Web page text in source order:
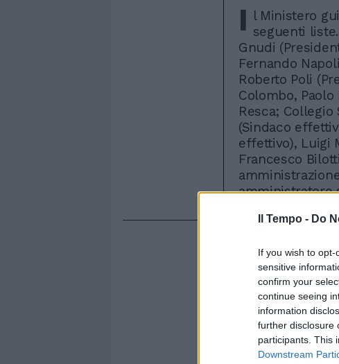
Il Tempo - Do
If you wish to
sensitive
confirm your
continue seeing
information
further disclosure
participants. This
Downstream
I l Ministero
seguenti
Gnudi
Fernando
Roberto Poli
Colombo,
Resca;
(Sindaco
effettivo), Luigi
Francesco
amministratore